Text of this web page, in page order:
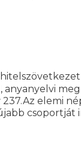
anyanyelvi
237.Az elemi